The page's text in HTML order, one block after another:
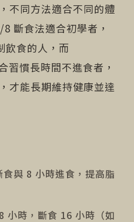
，不同方法適合不同的體
斷食法適合初學者，
飲食的人，而
習慣長時間不進食者，
才能長期維持健康並達
與 8 小時進食，提高脂
小時，斷食 16 小時（如